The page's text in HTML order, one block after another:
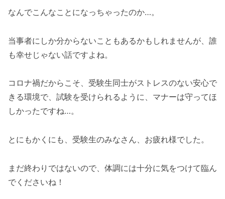
なんでこんなことになっちゃったのか…。
当事者にしか分からないこともあるかもしれませんが、誰
も幸せじゃない話ですよね。
コロナ禍だからこそ、受験生同士がストレスのない安心で
きる環境で、試験を受けられるように、マナーは守ってほ
しかったですね…。
とにもかくにも、受験生のみなさん、お疲れ様でした。
まだ終わりではないので、体調には十分に気をつけて臨ん
でくださいね！